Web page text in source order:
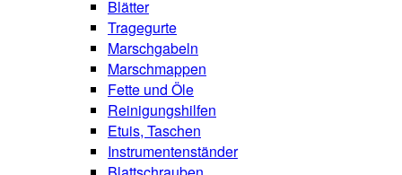
Blätter
Tragegurte
Marschgabeln
Marschmappen
Fette und Öle
Reinigungshilfen
Etuis, Taschen
Instrumentenständer